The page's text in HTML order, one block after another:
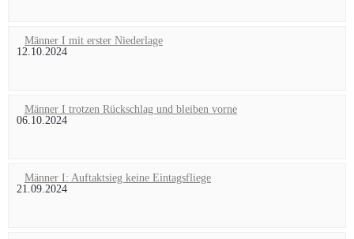
Männer I mit erster Niederlage
12.10.2024
Männer I trotzen Rückschlag und bleiben vorne
06.10.2024
Männer I: Auftaktsieg keine Eintagsfliege
21.09.2024